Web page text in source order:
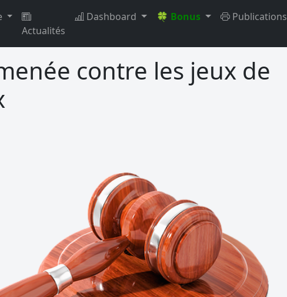
Actualités
Dashboard 🍀 Bonus
Publications
contre les jeux de